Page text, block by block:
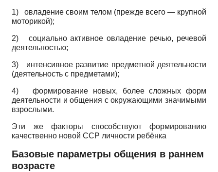
1)овладение своим телом (прежде всего — крупной
моторикой);
2) социально активное овладение речью, речевой
деятельностью;
3) интенсивное развитие предметной деятельности
(деятельность с предметами);
4)формирование новых, более сложных форм
деятельности и общения с окружающими значимыми
взрослыми.
Эти же факторы способствуют формированию
качественно новой ССР личности ребёнка
Базовые параметры общения в раннем
возрасте